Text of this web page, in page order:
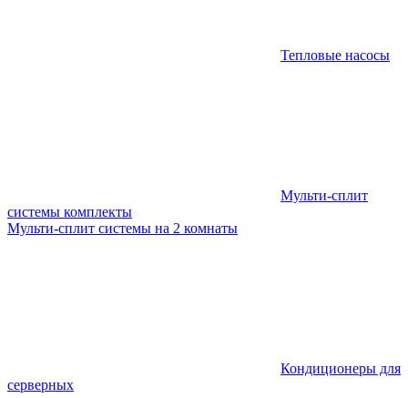
Тепловые насосы
Мульти-сплит
системы комплекты
Мульти-сплит системы на 2 комнаты
Кондиционеры для
серверных